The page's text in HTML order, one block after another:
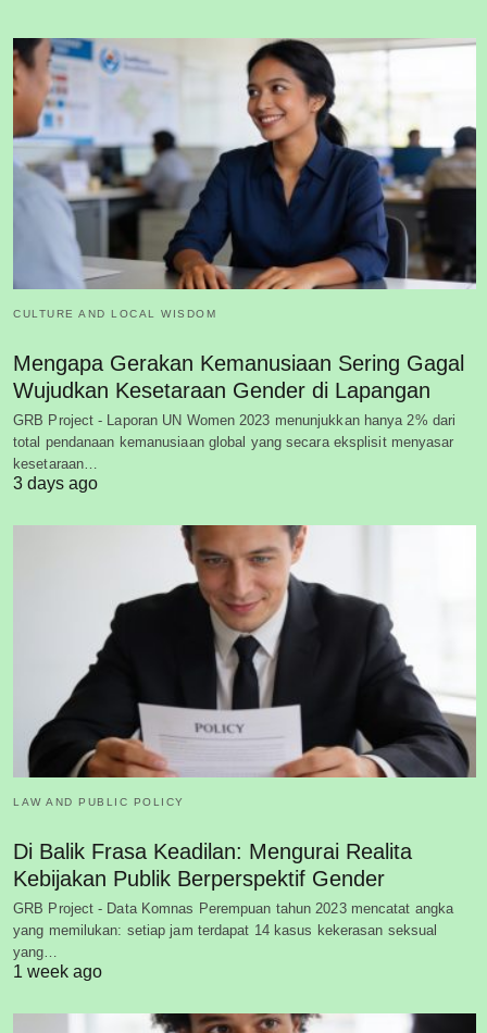
CULTURE AND LOCAL WISDOM
Mengapa Gerakan Kemanusiaan Sering Gagal
Wujudkan Kesetaraan Gender di Lapangan
GRB Project - Laporan UN Women 2023 menunjukkan hanya 2% dari
total pendanaan kemanusiaan global yang secara eksplisit menyasar
kesetaraan…
3 days ago
LAW AND PUBLIC POLICY
Di Balik Frasa Keadilan: Mengurai Realita
Kebijakan Publik Berperspektif Gender
GRB Project - Data Komnas Perempuan tahun 2023 mencatat angka
yang memilukan: setiap jam terdapat 14 kasus kekerasan seksual
yang…
1 week ago